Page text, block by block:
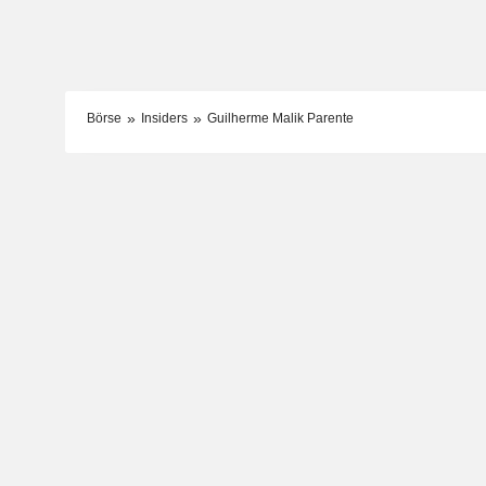
Börse Insiders Guilherme Malik Parente